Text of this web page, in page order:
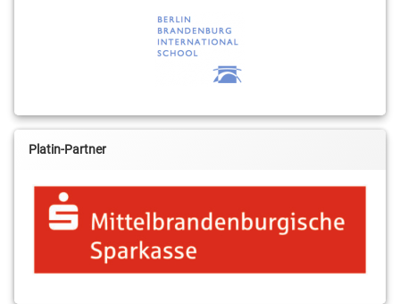
Platin-Partner